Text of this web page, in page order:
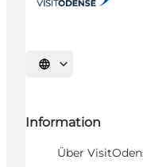
Sprache auswählen
Information
Über